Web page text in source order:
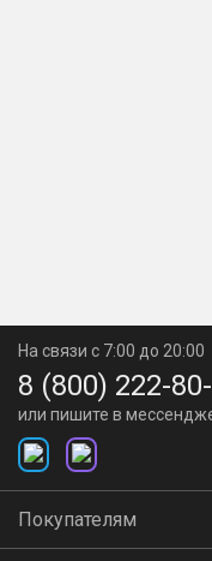
На связи с 7:00 до 20:00
8 (800) 222-
или пишите в
Покупателям